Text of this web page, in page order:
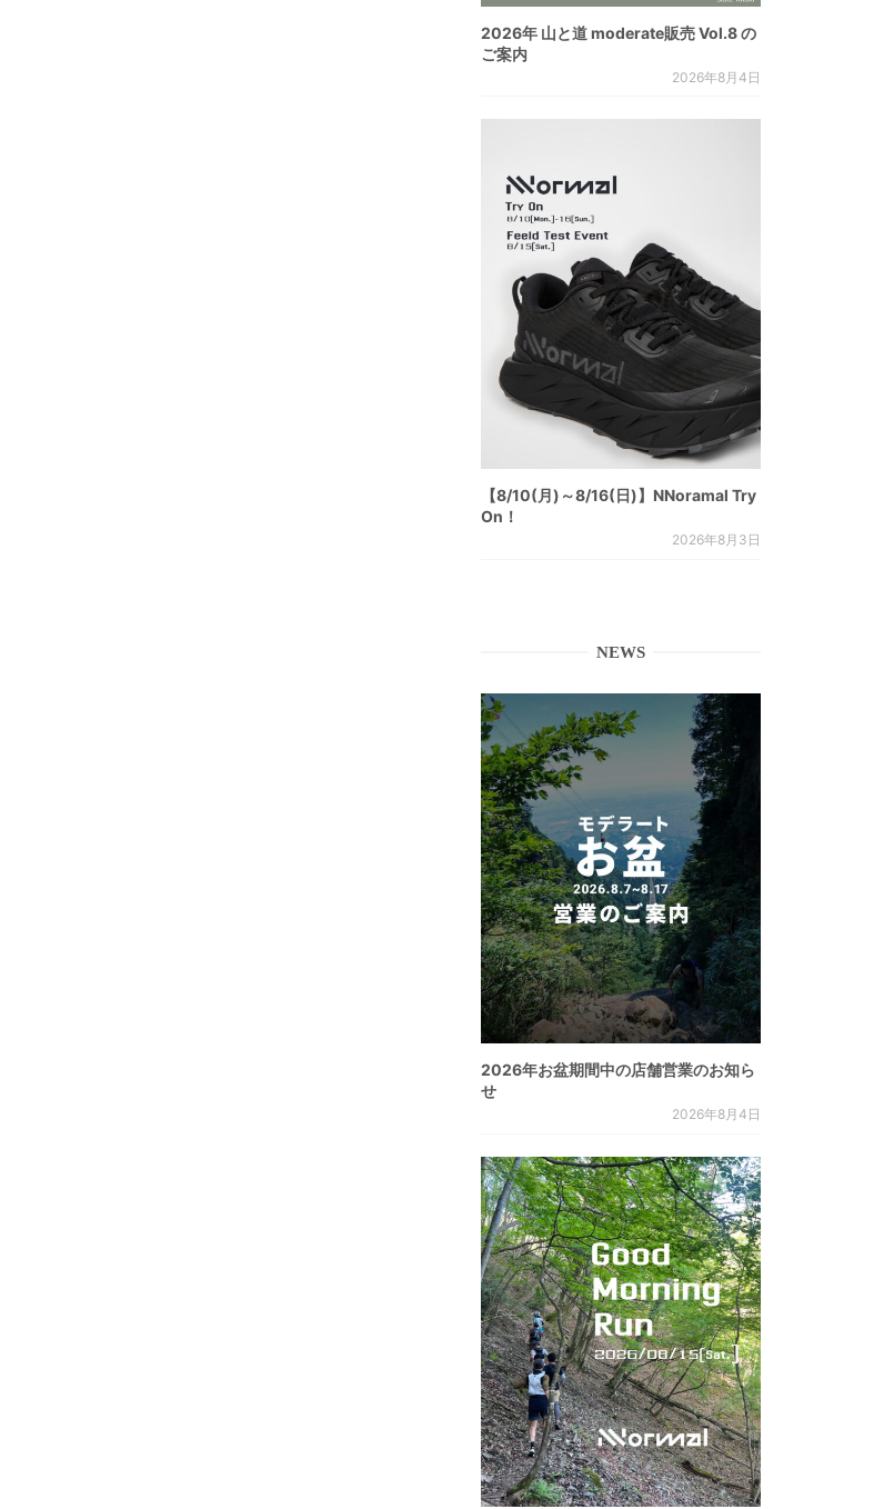
2026年 山と道 moderate販売 Vol.8 の
ご案内
2026年8月4日
【8/10(月)～8/16(日)】NNoramal Try
On！
2026年8月3日
NEWS
2026年お盆期間中の店舗営業のお知ら
せ
2026年8月4日